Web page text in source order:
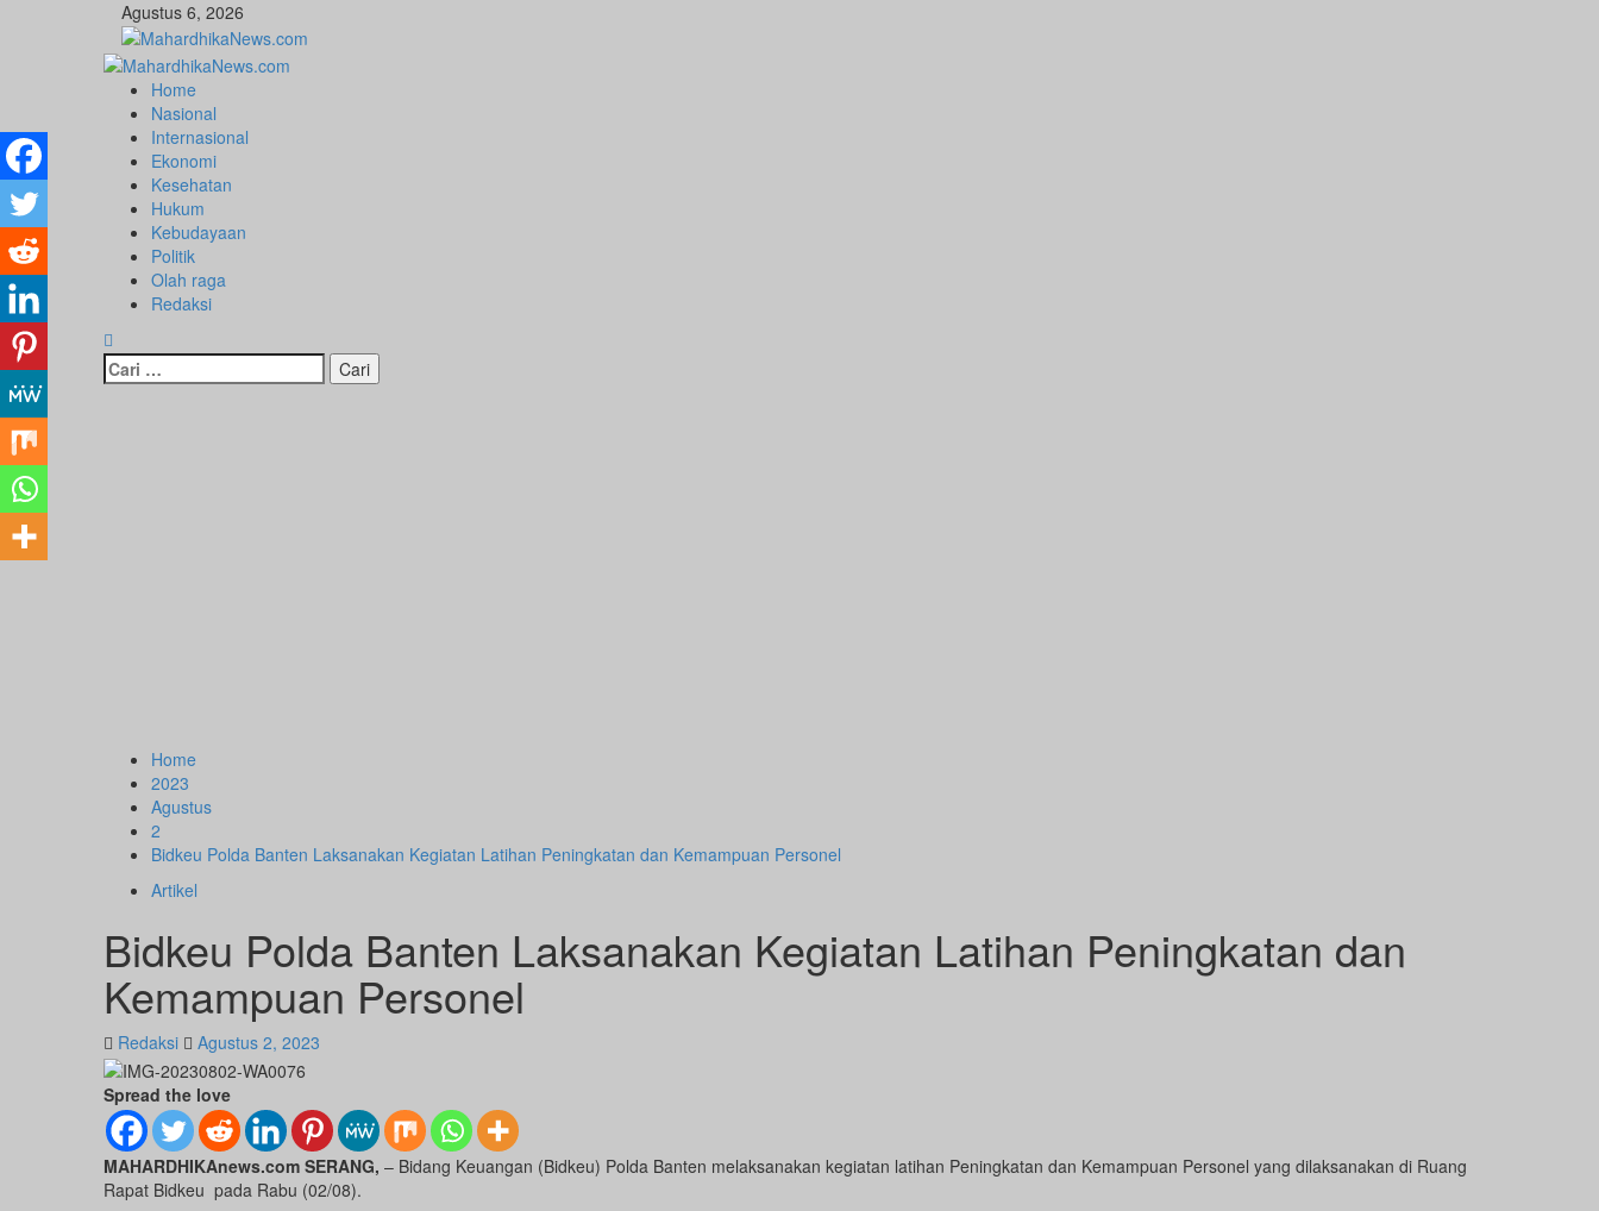
Agustus 6, 2026
Primary
Menu
Home
Nasional
Internasional
Ekonomi
Kesehatan
Hukum
Kebudayaan
Politik
Olah raga
Redaksi
Cari
untuk:
Home
2023
Agustus
2
Bidkeu Polda Banten Laksanakan Kegiatan Latihan Peningkatan dan Kemampuan Personel
Artikel
Bidkeu Polda Banten Laksanakan Kegiatan Latihan Peningkatan dan
Kemampuan Personel
Redaksi Agustus 2, 2023
Spread the love
MAHARDHIKAnews.com SERANG, – Bidang Keuangan (Bidkeu) Polda Banten melaksanakan kegiatan latihan Peningkatan dan Kemampuan Personel yang dilaksanakan di Ruang
Rapat Bidkeu pada Rabu (02/08).